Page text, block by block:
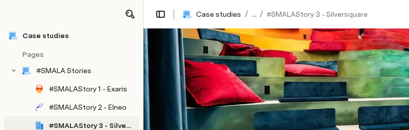
Case studies
Pages
#SMALA Stories
#SMALAStory 1 - Exaris
#SMALAStory 2 - Elneo
#SMALAStory 3 - Silversquare
Case studies / ... / #SMALAStory 3 - Silversquare